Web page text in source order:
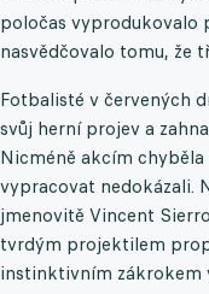
poločas vyprodukovalo
nasvědčovalo tomu, že
Fotbalisté v červených
svůj herní projev a
Nicméně akcím
vypracovat nedokázali.
jmenovitě Vincent
tvrdým projektilem
instinktivním zákrokem